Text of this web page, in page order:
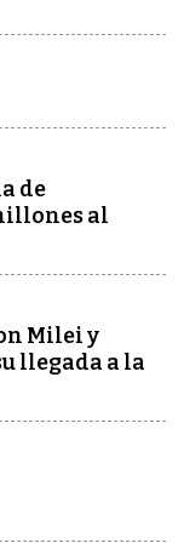
de
al
Milei y
llegada a la